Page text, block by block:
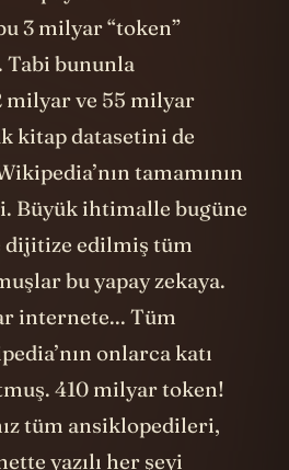
ve 55 milyar
kitap datasetini de
tamamının
Büyük ihtimalle bugüne
dijitize edilmiş tüm
bu yapay zekaya.
internete... Tüm
onlarca katı
410 milyar token!
tüm ansiklopedileri,
yazılı her şeyi
üstünde bilgi-sayar.
için bilmek yetmiyor.